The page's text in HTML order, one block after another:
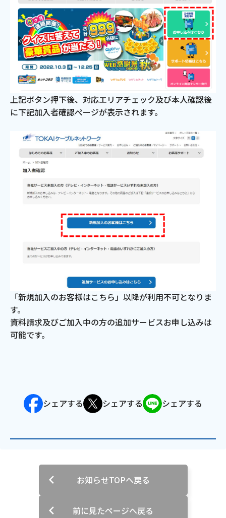
Webメール
おトクなプラン
ウェブサイトのご利用について
放送基準
安全・安心マーク
情報セキュリティ基本方針
広告掲載のご案内
上記ボタン押下後、対応エリアチェック及び本人確認後
に下記加入者確認ぺージが表示されます。
「新規加入のお客様はこちら」以降が利用不可となりま
す。
資料請求及びご加入中の方の追加サービスお申し込みは
可能です。
シェアする シェアする シェアする
お知らせTOPへ戻る
前に見たページへ戻る